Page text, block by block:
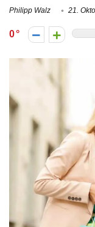
Philipp Walz 21.
0